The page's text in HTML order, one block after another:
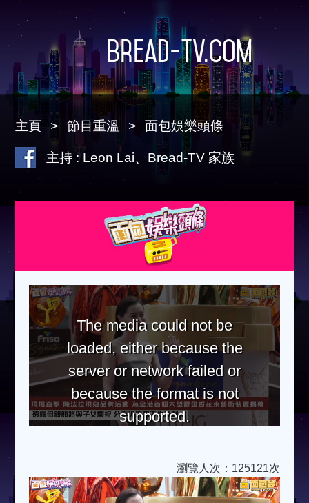
Bread-TV.com
主頁 節目重溫 面包娛樂頭條
主持 : Leon Lai、Bread-TV 家族
The media could not be
loaded, either because the
server or network failed or
because the format is not
supported.
瀏覽人次：125121次